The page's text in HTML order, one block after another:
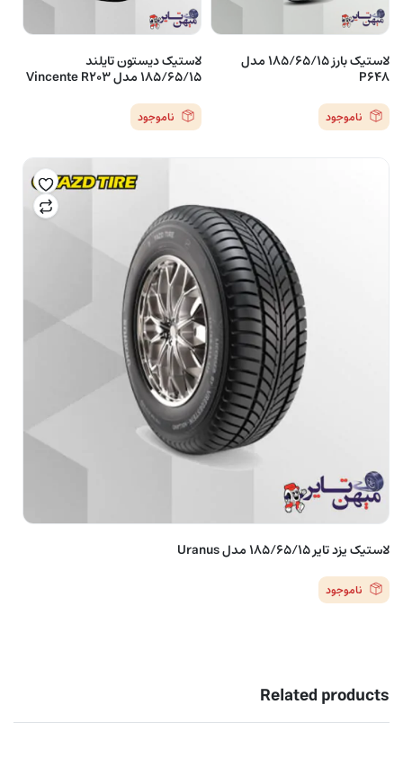
لاستیک بارز 185/65/15 مدل
P648
ناموجود
لاستیک دیستون تایلند
185/65/15 مدل Vincente R203
ناموجود
لاستیک یزد تایر 185/65/15 مدل Uranus
ناموجود
Related products